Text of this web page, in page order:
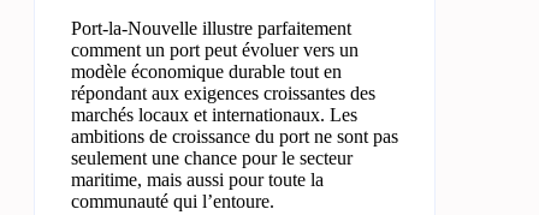
Port-la-Nouvelle illustre parfaitement
comment un port peut évoluer vers un
modèle économique durable tout en
répondant aux exigences croissantes des
marchés locaux et internationaux. Les
ambitions de croissance du port ne sont pas
seulement une chance pour le secteur
maritime, mais aussi pour toute la
communauté qui l’entoure.